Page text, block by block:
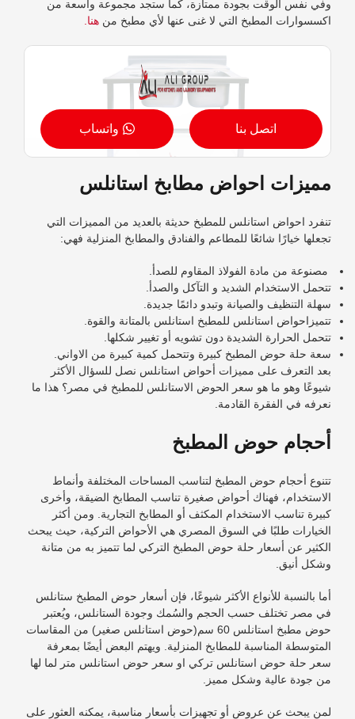
وفي نفس الوقت بجودة ممتازة، كما ستجد مجموعة واسعة من
اكسسوارات المطبخ التي لا غنى عنها لأي مطبخ من هنا.
اتصل بنا واتساب
مميزات احواض مطابخ استانلس
تنفرد احواض استانلس للمطبخ حديثة بالعديد من المميزات التي
تجعلها خيارًا شائعًا للمطاعم والفنادق والمطابخ المنزلية فهي:
مصنوعة من مادة الفولاذ المقاوم للصدأ.
تتحمل الاستخدام الشديد و التآكل والصدأ.
سهلة التنظيف والصيانة وتبدو دائمًا جديدة.
تتميز احواض استانلس للمطبخ استانلس بالمتانة والقوة.
تتحمل الحرارة الشديدة دون تشويه أو تغيير شكلها.
سعة حلة حوض المطبخ كبيرة وتتحمل كمية كبيرة من الاواني.
بعد التعرف على مميزات أحواض استانلس نصل للسؤال الأكثر
شيوعًا وهو ما هو سعر الحوض الاستانلس للمطبخ في مصر؟ هذا ما
نعرفه في الفقرة القادمة.
أحجام حوض المطبخ
تتنوع أحجام حوض المطبخ لتناسب المساحات المختلفة وأنماط
الاستخدام، فهناك أحواض صغيرة تناسب المطابخ الضيقة، وأخرى
كبيرة تناسب الاستخدام المكثف أو المطابخ التجارية. ومن أكثر
الخيارات طلبًا في السوق المصري هي الأحواض التركية، حيث يبحث
الكثير عن أسعار حلة حوض المطبخ التركي لما تتميز به من متانة
وشكل أنيق.
أما بالنسبة للأنواع الأكثر شيوعًا، فإن أسعار حوض المطبخ ستانلس
في مصر تختلف حسب الحجم والسُمك وجودة الستانلس، ويُعتبر
حوض مطبخ استانلس 60 سم(
حوض استانلس صغير ) من المقاسات
المتوسطة المناسبة للمطابخ المنزلية. ويهتم البعض أيضًا بمعرفة
سعر حلة حوض استانلس تركي او سعر حوض استانلس متر لما لها
من جودة عالية وشكل مميز.
لمن يبحث عن عروض أو تجهيزات بأسعار مناسبة، يمكنه العثور على